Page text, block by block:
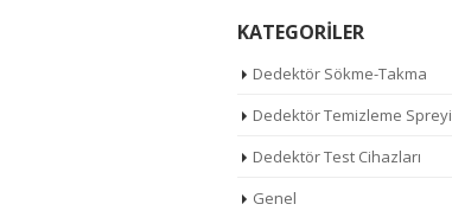
KATEGORILER
Dedektör Sökme-Takma
Dedektör Temizleme Spreyi
Dedektör Test Cihazları
Genel